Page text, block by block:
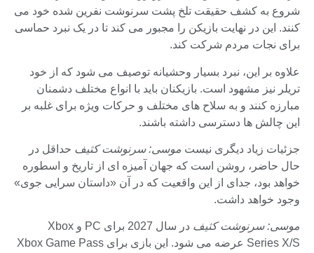
شروع به کشف حقیقت تلخ پشت سرنوشت نفرین شده خود می
کنند. این در نهایت بازیکن را مجبور می کند تا در یک نبرد حماسی
برای نجات مردم شرکت کند.
علاوه بر این، نبرد بسیار وحشیانه توصیف می شود که از خود
تریلر نیز مشهود است. بازیکنان باید با انواع مختلف دشمنان
مبارزه کنند و به سلاح های مختلف و حرکات ویژه برای غلبه بر
این چالش ها دسترسی داشته باشند.
جزئیات زیاد دیگری نیست موسی: سرنوشت کثیف حداقل در
حال حاضر، روشن است که جهان آمیزه ای از تاریخ و اسطوره
خواهد بود، جدای از این واقعیت که در آن «داستان سرایی جوی»
وجود خواهد داشت.
موسی: سرنوشت کثیف
در سال 2027 برای PC و Xbox
Series X/S عرضه می شود. این بازی برای Xbox Game Pass